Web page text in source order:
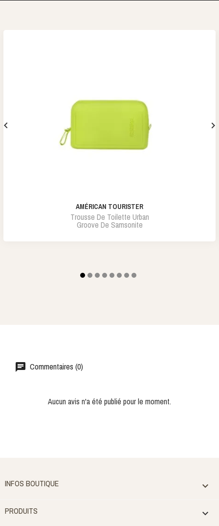
AMÉRICAN TOURISTER
Trousse De Toilette Urban
Groove De Samsonite
 
Commentaires (0)
Aucun avis n'a été publié pour le moment.
INFOS BOUTIQUE 
PRODUITS 